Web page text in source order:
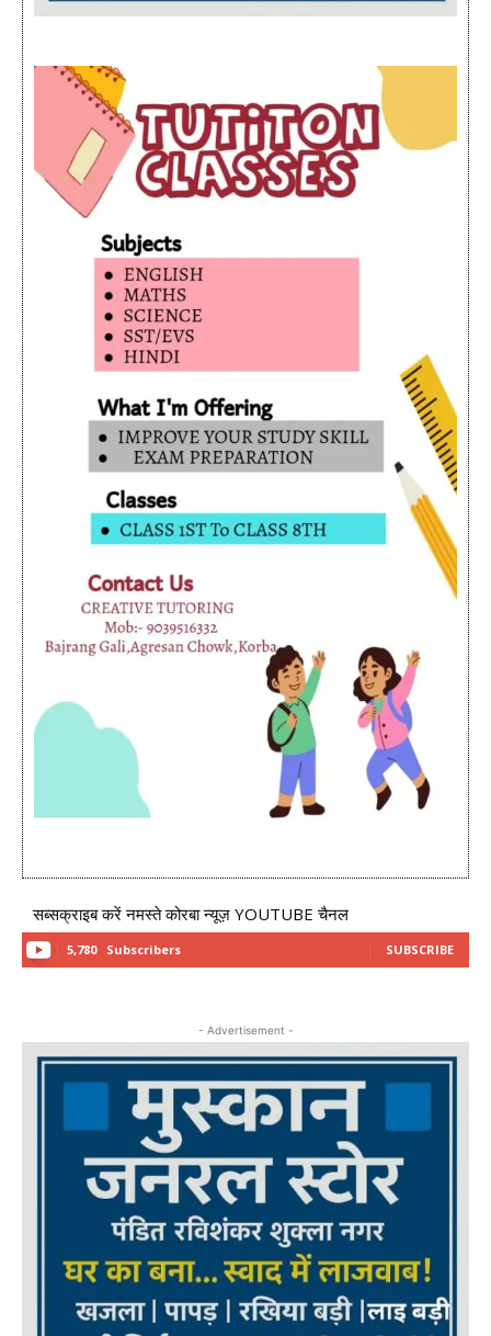
सब्सक्राइब करें नमस्ते कोरबा न्यूज़ YOUTUBE चैनल
5,780 Subscribers SUBSCRIBE
- Advertisement -